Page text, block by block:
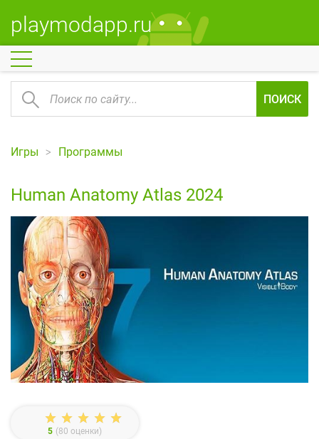
playmodapp.ru
ПОИСК
Игры Программы
Human Anatomy Atlas 2024
5 (80 оценки)